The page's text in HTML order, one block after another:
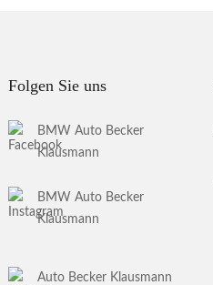
Folgen Sie uns
BMW Auto Becker
Klausmann
BMW Auto Becker
Klausmann
Auto Becker Klausmann